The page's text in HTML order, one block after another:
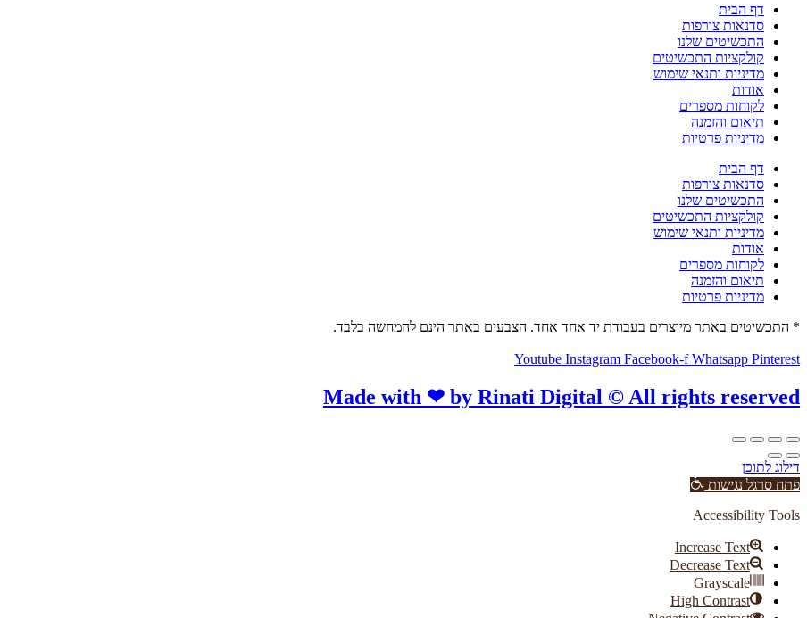
דף הבית
סדנאות צורפות
התכשיטים שלנו
קולקציות התכשיטים
מדיניות ותנאי שימוש
אודות
לקוחות מספרים
תיאום והזמנה
מדיניות פרטיות
דף הבית
סדנאות צורפות
התכשיטים שלנו
קולקציות התכשיטים
מדיניות ותנאי שימוש
אודות
לקוחות מספרים
תיאום והזמנה
מדיניות פרטיות
* התכשיטים באתר מיוצרים בעבודת יד אחד אחד. הצבעים באתר הינם להמחשה בלבד.
Youtube Instagram Facebook-f Whatsapp Pinterest
Made with ❤ by Rinati Digital © All rights reserved​​
דילוג לתוכן
פתח סרגל נגישות
Accessibility Tools
Increase Text
Decrease Text
Grayscale
High Contrast